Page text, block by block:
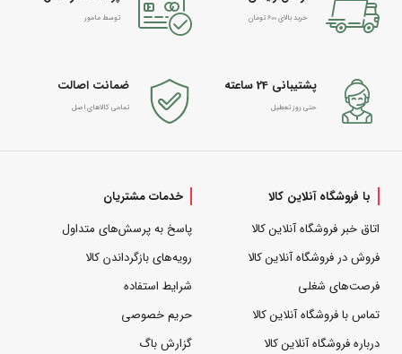
خرید بالای 600 تومان توسط مامور
پشتیبانی 24 ساعته
حتی روز تعطیل
ضمانت اصالت
تمامی کالاهای اصل
با فروشگاه آنلاین کالا
اتاق خبر فروشگاه آنلاین کالا
فروش در فروشگاه آنلاین کالا
فرصت‌های شغلی
تماس با فروشگاه آنلاین کالا
درباره فروشگاه آنلاین کالا
خدمات مشتریان
پاسخ به پرسش‌های متداول
رویه‌های بازگرداندن کالا
شرایط استفاده
حریم خصوصی
گزارش باگ